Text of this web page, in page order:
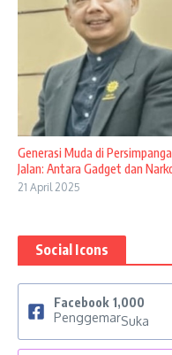
Generasi Muda di
Jalan: Antara Gadget dan
21 April 2025
Social Icons
Facebook 1,000
PenggemarSuka